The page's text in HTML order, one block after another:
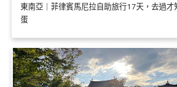
東南亞｜菲律賓馬尼拉自助旅行17天，去過
蛋